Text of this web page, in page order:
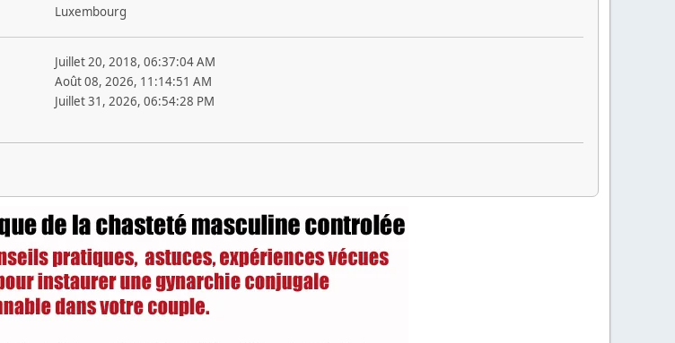
Luxembourg
Juillet 20, 2018, 06:37:04 AM
Août 08, 2026, 11:14:51 AM
Juillet 31, 2026, 06:54:28 PM